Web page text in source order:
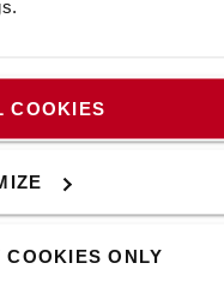
COOKIES
COOKIES ONLY